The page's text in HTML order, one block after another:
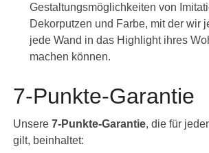
Gestaltungsmöglichkeiten von
Dekorputzen und Farbe, mit der wir
jede Wand in das Highlight ihres
machen können.
7-Punkte-Garantie
Unsere 7-Punkte-Garantie, die für
gilt, beinhaltet: